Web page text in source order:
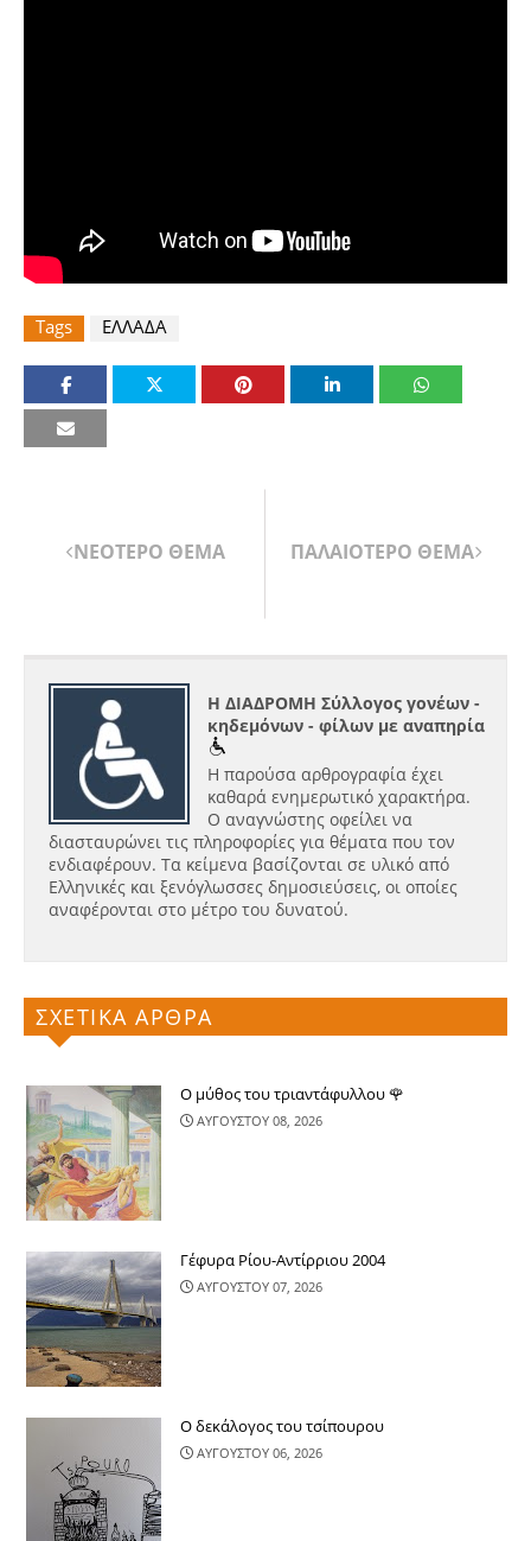
Tags ΕΛΛΑΔΑ
ΝΕΟΤΕΡΟ ΘΕΜΑ ΠΑΛΑΙΟΤΕΡΟ ΘΕΜΑ
Η ΔΙΑΔΡΟΜΗ Σύλλογος γονέων -
κηδεμόνων - φίλων με αναπηρία
Η παρούσα αρθρογραφία έχει
καθαρά ενημερωτικό χαρακτήρα.
Ο αναγνώστης οφείλει να
διασταυρώνει τις πληροφορίες για θέματα που τον
ενδιαφέρουν. Τα κείμενα βασίζονται σε υλικό από
Ελληνικές και ξενόγλωσσες δημοσιεύσεις, οι οποίες
αναφέρονται στο μέτρο του δυνατού.
ΣΧΕΤΙΚΑ ΑΡΘΡΑ
Ο μύθος του τριαντάφυλλου 🌹
ΑΥΓΟΥΣΤΟΥ 08, 2026
Γέφυρα Ρίου-Αντίρριου 2004
ΑΥΓΟΥΣΤΟΥ 07, 2026
Ο δεκάλογος του τσίπουρου
ΑΥΓΟΥΣΤΟΥ 06, 2026